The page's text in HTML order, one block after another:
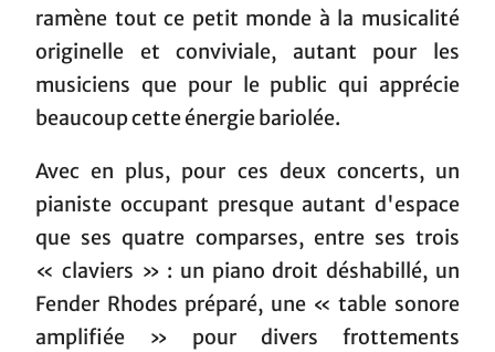
ramène tout ce petit monde à la musicalité
originelle et conviviale, autant pour les
musiciens que pour le public qui apprécie
beaucoup cette énergie bariolée.
Avec en plus, pour ces deux concerts, un
pianiste occupant presque autant d'espace
que ses quatre comparses, entre ses trois
« claviers » : un piano droit déshabillé, un
Fender Rhodes préparé, une « table sonore
amplifiée » pour divers frottements